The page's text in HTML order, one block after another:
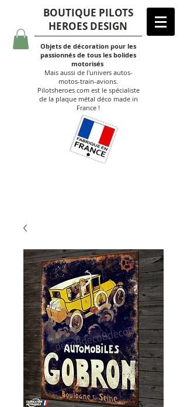
BOUTIQUE PILOTS
HEROES DESIGN
Objets de décoration pour les
passionnés de tous les bolides
motorisés
Mais aussi de l'univers autos-
motos-train-avions.
Pilotsheroes.com est le spécialiste
de la plaque métal déco made in
France !